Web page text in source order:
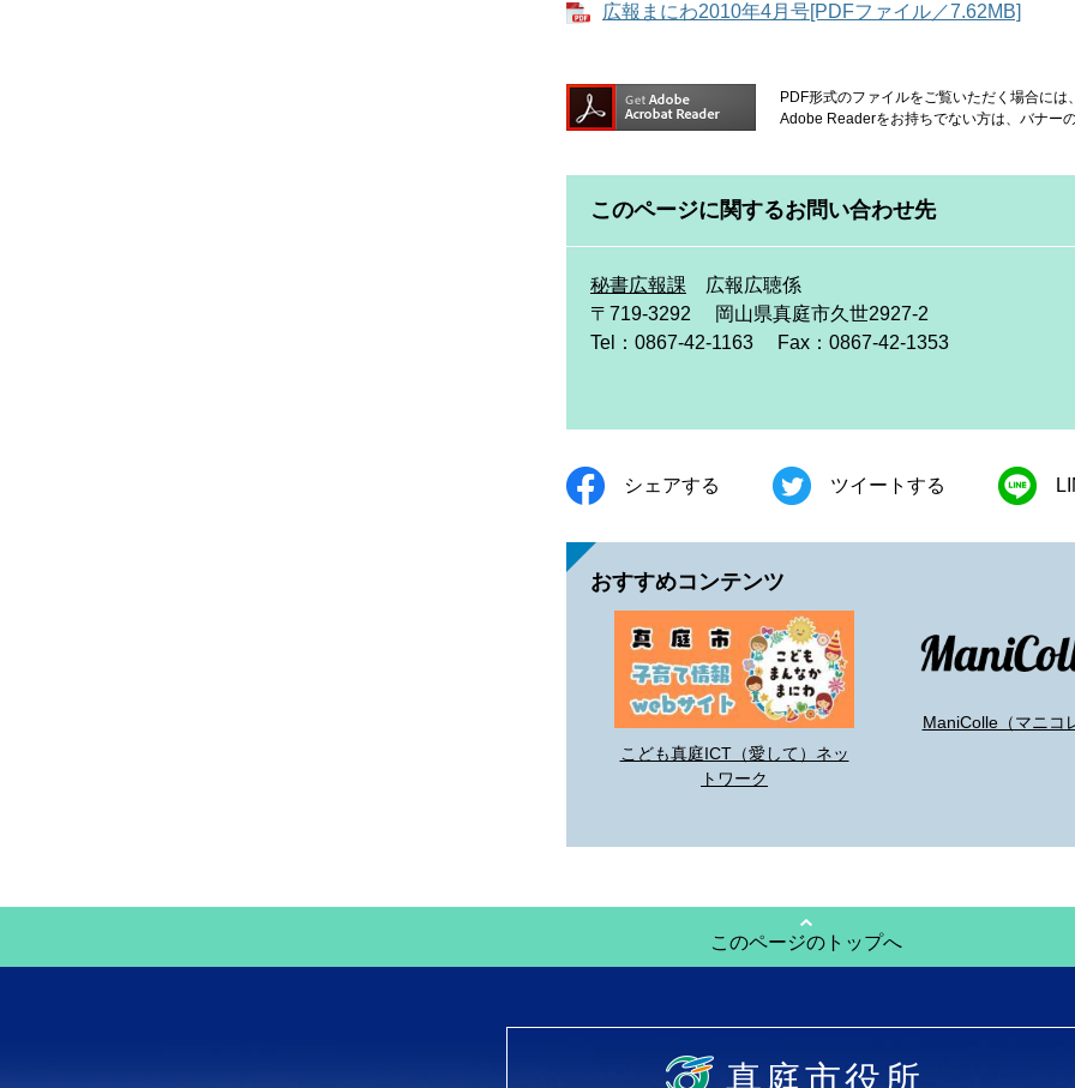
広報まにわ2010年4月号[PDFファイル／7.62MB]
PDF形式のファイルをご覧いただく場合に
Adobe Readerをお持ちでない方は、バナー
このページに関するお問い合わせ先
秘書広報課
広報広聴係
〒719-3292
岡山県真庭市久世2927-2
Tel：0867-42-1163
Fax：0867-42-1353
シェアする ツイートする
おすすめコンテンツ
こども真庭ICT（愛して）ネッ
トワーク
ManiColle（マニコ
このページのトップへ
真庭市役所